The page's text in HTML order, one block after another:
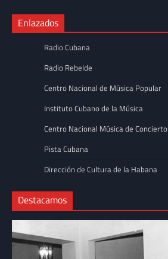
Enlazados
Radio Cubana
Radio Rebelde
Centro Nacional de Música Popular
Instituto Cubano de la Música
Centro Nacional Música de Concierto
Pista Cubana
Dirección de Cultura de la Habana
Destacamos